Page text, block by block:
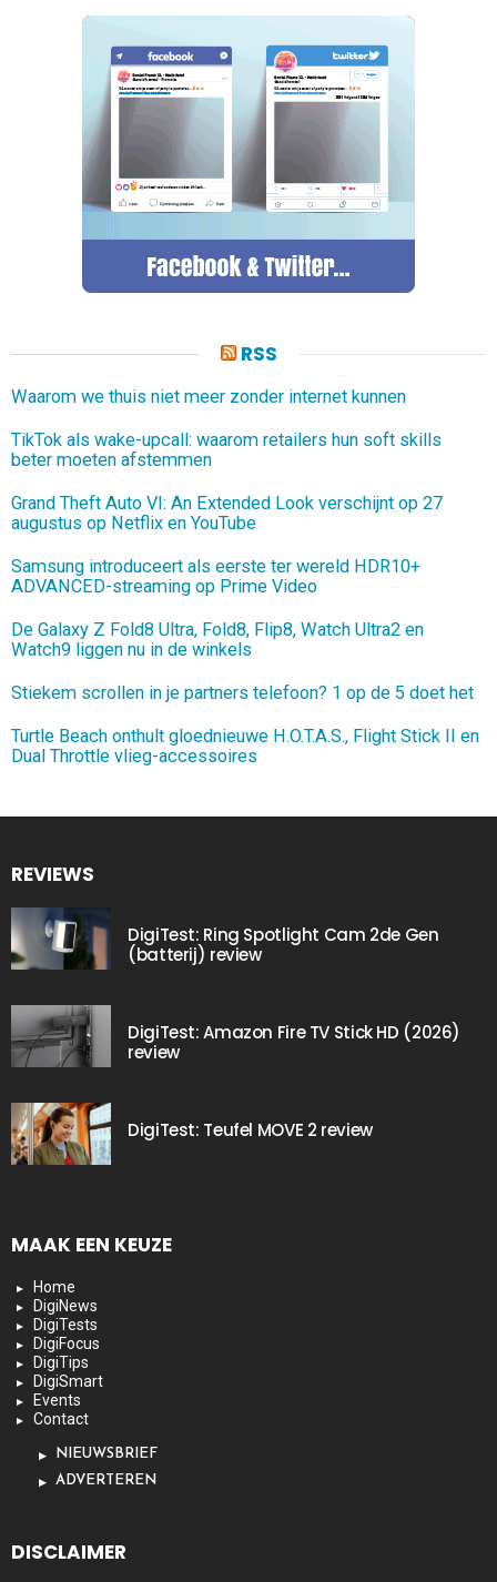
RSS
Waarom we thuis niet meer zonder internet kunnen
TikTok als wake-upcall: waarom retailers hun soft skills
beter moeten afstemmen
Grand Theft Auto VI: An Extended Look verschijnt op 27
augustus op Netflix en YouTube
Samsung introduceert als eerste ter wereld HDR10+
ADVANCED-streaming op Prime Video
De Galaxy Z Fold8 Ultra, Fold8, Flip8, Watch Ultra2 en
Watch9 liggen nu in de winkels
Stiekem scrollen in je partners telefoon? 1 op de 5 doet het
Turtle Beach onthult gloednieuwe H.O.T.A.S., Flight Stick II en
Dual Throttle vlieg-accessoires
REVIEWS
DigiTest: Ring Spotlight Cam 2de Gen
(batterij) review
DigiTest: Amazon Fire TV Stick HD (2026)
review
DigiTest: Teufel MOVE 2 review
MAAK EEN KEUZE
Home
DigiNews
DigiTests
DigiFocus
DigiTips
DigiSmart
Events
Contact
NIEUWSBRIEF
ADVERTEREN
DISCLAIMER